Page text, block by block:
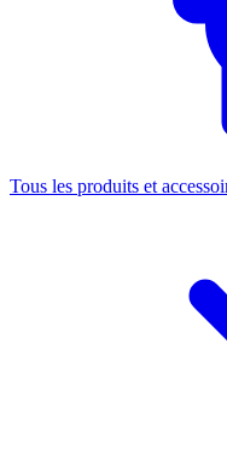
Tous les produits et